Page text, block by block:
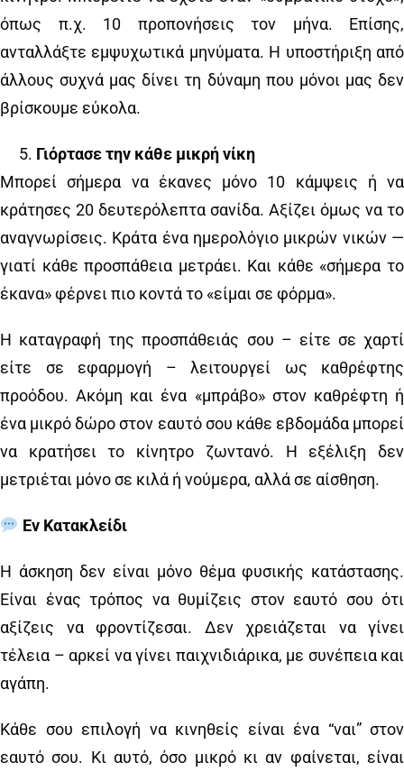
όπως π.χ. 10 προπονήσεις τον μήνα. Επίσης,
ανταλλάξτε εμψυχωτικά μηνύματα. Η υποστήριξη από
άλλους συχνά μας δίνει τη δύναμη που μόνοι μας δεν
βρίσκουμε εύκολα.
Γιόρτασε την κάθε μικρή νίκη
Μπορεί σήμερα να έκανες μόνο 10 κάμψεις ή να
κράτησες 20 δευτερόλεπτα σανίδα. Αξίζει όμως να το
αναγνωρίσεις. Κράτα ένα ημερολόγιο μικρών νικών —
γιατί κάθε προσπάθεια μετράει. Και κάθε «σήμερα το
έκανα» φέρνει πιο κοντά το «είμαι σε φόρμα».
Η καταγραφή της προσπάθειάς σου – είτε σε χαρτί
είτε σε εφαρμογή – λειτουργεί ως καθρέφτης
προόδου. Ακόμη και ένα «μπράβο» στον καθρέφτη ή
ένα μικρό δώρο στον εαυτό σου κάθε εβδομάδα μπορεί
να κρατήσει το κίνητρο ζωντανό. Η εξέλιξη δεν
μετριέται μόνο σε κιλά ή νούμερα, αλλά σε αίσθηση.
Εν Κατακλείδι
Η άσκηση δεν είναι μόνο θέμα φυσικής κατάστασης.
Είναι ένας τρόπος να θυμίζεις στον εαυτό σου ότι
αξίζεις να φροντίζεσαι. Δεν χρειάζεται να γίνει
τέλεια – αρκεί να γίνει παιχνιδιάρικα, με συνέπεια και
αγάπη.
Κάθε σου επιλογή να κινηθείς είναι ένα “ναι” στον
εαυτό σου. Κι αυτό, όσο μικρό κι αν φαίνεται, είναι